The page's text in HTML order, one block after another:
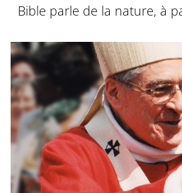
Bible parle de la nature, à